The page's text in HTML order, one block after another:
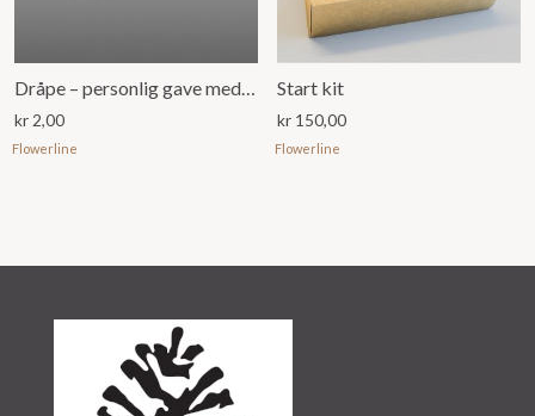
Dråpe – personlig gave med plass til 1 konfekt
kr2,00
Flowerline
Start kit
kr 150,00
Flowerline